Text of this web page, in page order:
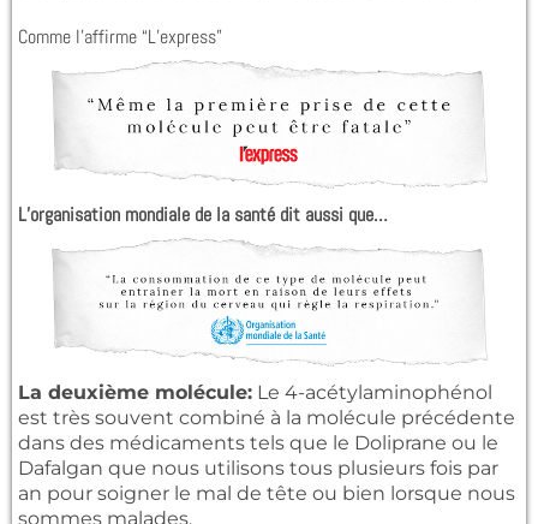
Comme l’affirme “L’express”
L’organisation mondiale de la santé dit aussi que…
La deuxième molécule: Le 4-acétylaminophénol
est très souvent combiné à la molécule précédente
dans des médicaments tels que le Doliprane ou le
Dafalgan que nous utilisons tous plusieurs fois par
an pour soigner le mal de tête ou bien lorsque nous
sommes malades.